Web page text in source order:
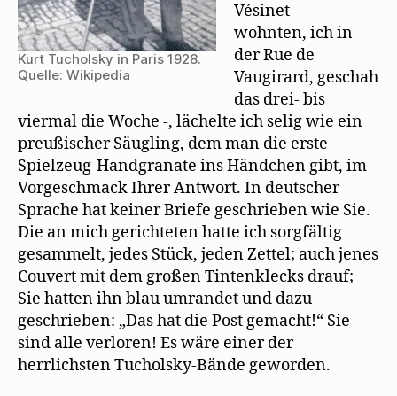
Kurt Tucholsky in Paris 1928.
Quelle: Wikipedia
Vésinet
wohnten, ich in
der Rue de
Vaugirard, geschah
das drei- bis
viermal die Woche -, lächelte ich selig wie ein
preußischer Säugling, dem man die erste
Spielzeug-Handgranate ins Händchen gibt, im
Vorgeschmack Ihrer Antwort. In deutscher
Sprache hat keiner Briefe geschrieben wie Sie.
Die an mich gerichteten hatte ich sorgfältig
gesammelt, jedes Stück, jeden Zettel; auch jenes
Couvert mit dem großen Tintenklecks drauf;
Sie hatten ihn blau umrandet und dazu
geschrieben: „Das hat die Post gemacht!“ Sie
sind alle verloren! Es wäre einer der
herrlichsten Tucholsky-Bände geworden.